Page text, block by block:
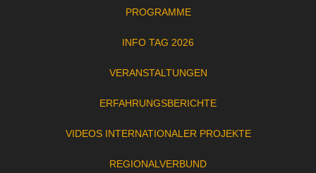
PROGRAMME
INFO TAG 2026
VERANSTALTUNGEN
ERFAHRUNGSBERICHTE
VIDEOS INTERNATIONALER PROJEKTE
REGIONALVERBUND